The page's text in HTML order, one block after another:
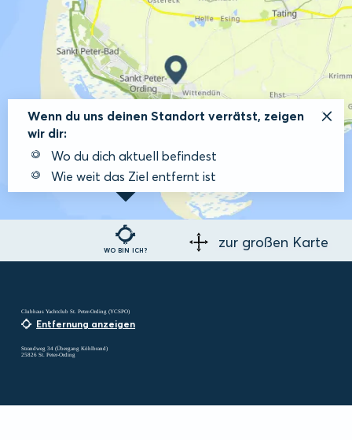
WO BIN ICH?
Wenn du uns deinen Standort verrätst, zeigen
wir dir:
Wo du dich aktuell befindest
Wie weit das Ziel entfernt ist
zur großen Karte
Clubhaus Yachtclub St. Peter-Ording (YCSPO)
Entfernung anzeigen
Strandweg 34 (Übergang Köhlbrand)
25826 St. Peter-Ording